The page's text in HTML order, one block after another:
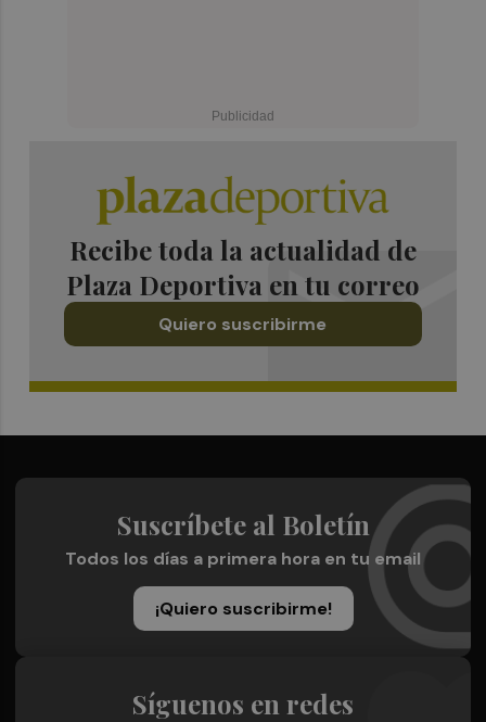
Recibe toda la actualidad de
Plaza Deportiva en tu correo
Quiero suscribirme
Suscríbete al Boletín
Todos los días a primera hora en tu email
¡Quiero suscribirme!
Síguenos en redes